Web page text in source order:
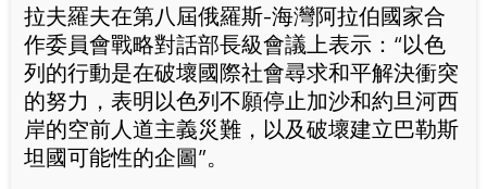
拉夫羅夫在第八屆俄羅斯-海灣阿拉伯國家合
作委員會戰略對話部長級會議上表示：“以色
列的行動是在破壞國際社會尋求和平解決衝突
的努力，表明以色列不願停止加沙和約旦河西
岸的空前人道主義災難，以及破壞建立巴勒斯
坦國可能性的企圖”。